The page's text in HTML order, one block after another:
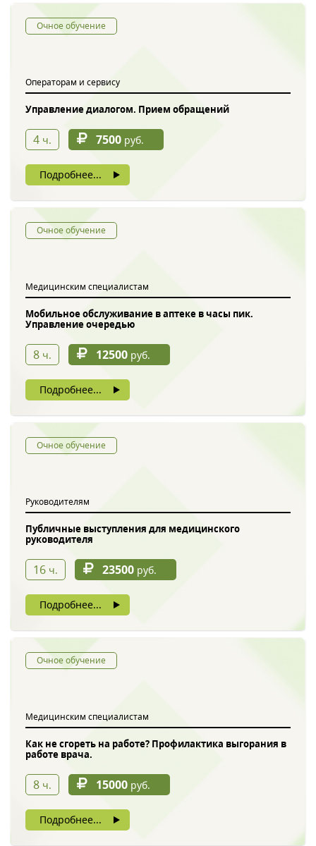
Очное обучение
Операторам и сервису
Управление диалогом. Прием обращений
4 ч. 7500 руб.
Подробнее...
Очное обучение
Медицинским специалистам
Мобильное обслуживание в аптеке в часы пик.
Управление очередью
8 ч. 12500 руб.
Подробнее...
Очное обучение
Руководителям
Публичные выступления для медицинского
руководителя
16 ч. 23500 руб.
Подробнее...
Очное обучение
Медицинским специалистам
Как не сгореть на работе? Профилактика выгорания в
работе врача.
8 ч. 15000 руб.
Подробнее...